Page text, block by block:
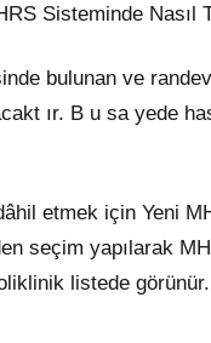
Sisteminde Nasıl
bulunan ve
ır. B u sa yede
etmek için Yeni
seçim yapılarak
listede